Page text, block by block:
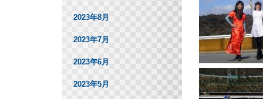
2023年8月
2023年7月
2023年6月
2023年5月